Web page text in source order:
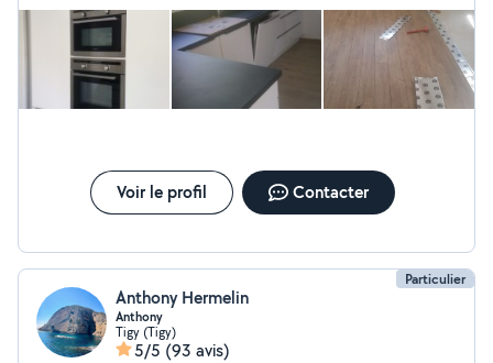
Voir le profil Contacter
Particulier
Anthony Hermelin
Anthony
Tigy (Tigy)
5/5 (93 avis)